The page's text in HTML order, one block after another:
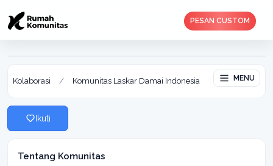
PESAN CUSTOM
Komunitas Laskar Damai Indonesia
Aktif: 09 Jul 2020
Kolaborasi / Komunitas Laskar Damai Indonesia MENU
Ikuti
Tentang Komunitas